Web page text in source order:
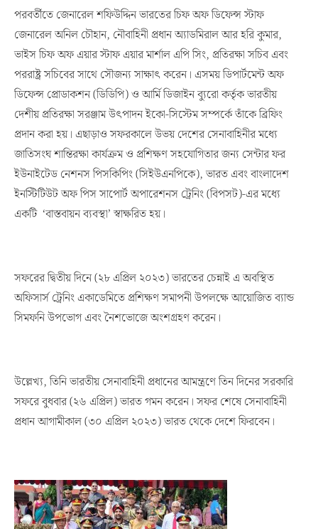
পরবর্তীতে জেনারেল শফিউদ্দিন ভারতের চিফ অফ ডিফেন্স স্টাফ
জেনারেল অনিল চৌহান, নৌবাহিনী প্রধান অ্যাডমিরাল আর হরি কুমার,
ভাইস চিফ অফ এয়ার স্টাফ এয়ার মার্শাল এপি সিং, প্রতিরক্ষা সচিব এবং
পররাষ্ট্র সচিবের সাথে সৌজন্য সাক্ষাৎ করেন। এসময় ডিপার্টমেন্ট অফ
ডিফেন্স প্রোডাকশন (ডিডিপি) ও আর্মি ডিজাইন ব্যুরো কর্তৃক ভারতীয়
দেশীয় প্রতিরক্ষা সরঞ্জাম উৎপাদন ইকো-সিস্টেম সম্পর্কে তাঁকে ব্রিফিং
প্রদান করা হয়। এছাড়াও সফরকালে উভয় দেশের সেনাবাহিনীর মধ্যে
জাতিসংঘ শান্তিরক্ষা কার্যক্রম ও প্রশিক্ষণ সহযোগিতার জন্য সেন্টার ফর
ইউনাইটেড নেশনস পিসকিপিং (সিইউএনপিকে), ভারত এবং বাংলাদেশ
ইনস্টিটিউট অফ পিস সাপোর্ট অপারেশনস ট্রেনিং (বিপসট)-এর মধ্যে
একটি ‘বাস্তবায়ন ব্যবস্থা’ স্বাক্ষরিত হয়।
সফরের দ্বিতীয় দিনে (২৮ এপ্রিল ২০২৩) ভারতের চেন্নাই এ অবস্থিত
অফিসার্স ট্রেনিং একাডেমিতে প্রশিক্ষণ সমাপনী উপলক্ষে আয়োজিত ব্যান্ড
সিমফনি উপভোগ এবং নৈশভোজে অংশগ্রহণ করেন।
উল্লেখ্য, তিনি ভারতীয় সেনাবাহিনী প্রধানের আমন্ত্রণে তিন দিনের সরকারি
সফরে বুধবার (২৬ এপ্রিল) ভারত গমন করেন। সফর শেষে সেনাবাহিনী
প্রধান আগামীকাল (৩০ এপ্রিল ২০২৩) ভারত থেকে দেশে ফিরবেন।